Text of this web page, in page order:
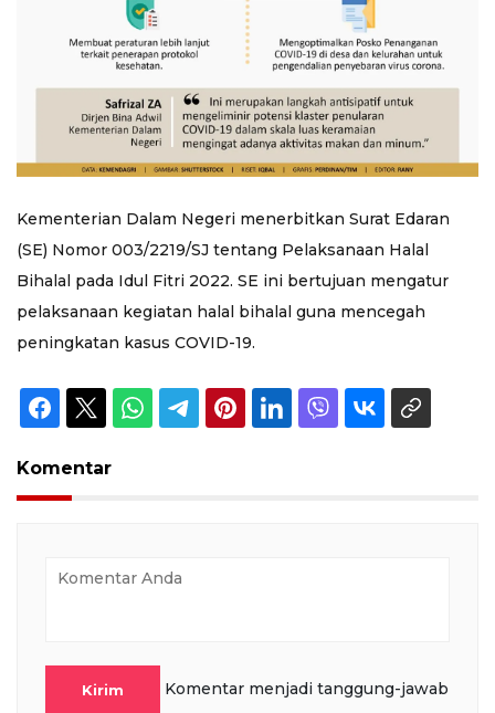
Kementerian Dalam Negeri menerbitkan Surat Edaran
(SE) Nomor 003/2219/SJ tentang Pelaksanaan Halal
Bihalal pada Idul Fitri 2022. SE ini bertujuan mengatur
pelaksanaan kegiatan halal bihalal guna mencegah
peningkatan kasus COVID-19.
Komentar
Kirim
Komentar menjadi tanggung-jawab